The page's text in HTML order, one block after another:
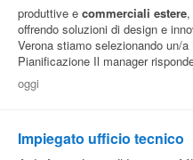
produttive e commerciali estere
offrendo soluzioni di design e
Verona stiamo selezionando un/
Pianificazione Il manager
oggi
Impiegato ufficio tecnico